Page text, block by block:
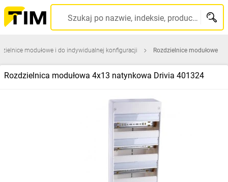
Szukaj po nazwie, indeksie, producencie, kodzie kreskowym...
modułowe i do indywidualnej konfiguracji Rozdzielnice modułowe
Rozdzielnica modułowa 4x13 natynkowa Drivia 401324